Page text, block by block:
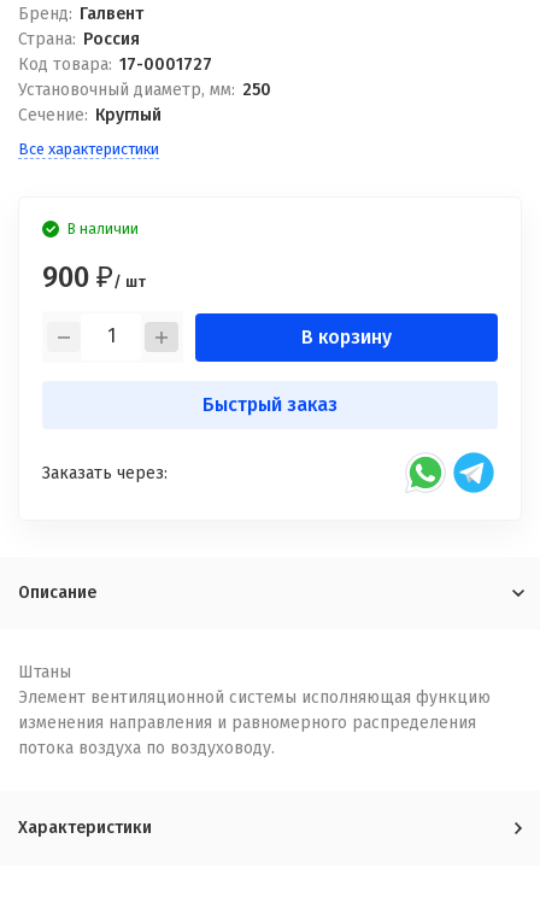
Бренд: Галвент
Страна: Россия
Код товара: 17-0001727
Установочный диаметр, мм: 250
Сечение: Круглый
Все характеристики
В наличии
900 ₽/ шт
В корзину
Быстрый заказ
Заказать через:
Описание
Штаны
Элемент вентиляционной системы исполняющая функцию
изменения направления и равномерного распределения
потока воздуха по воздуховоду.
Характеристики